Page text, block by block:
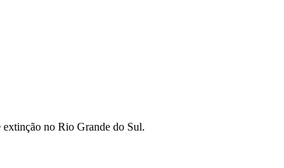
extinção no Rio Grande do Sul.